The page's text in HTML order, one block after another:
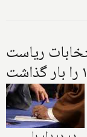
ریاست